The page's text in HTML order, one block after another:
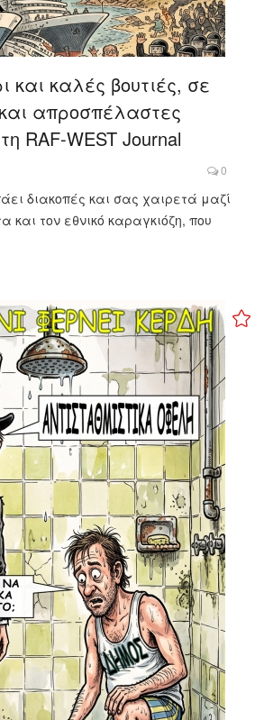
και καλές βουτιές, σε
απροσπέλαστες
RAF-WEST Journal
0
διακοπές και σας χαιρετά μαζί
και τον εθνικό καραγκιόζη, που